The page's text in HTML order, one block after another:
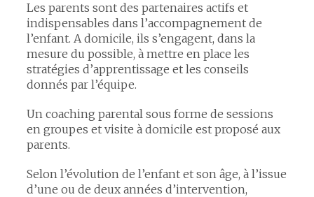
Les parents sont des partenaires actifs et
indispensables dans l’accompagnement de
l’enfant. A domicile, ils s’engagent, dans la
mesure du possible, à mettre en place les
stratégies d’apprentissage et les conseils
donnés par l’équipe.
Un coaching parental sous forme de sessions
en groupes et visite à domicile est proposé aux
parents.
Selon l’évolution de l’enfant et son âge, à l’issue
d’une ou de deux années d’intervention,